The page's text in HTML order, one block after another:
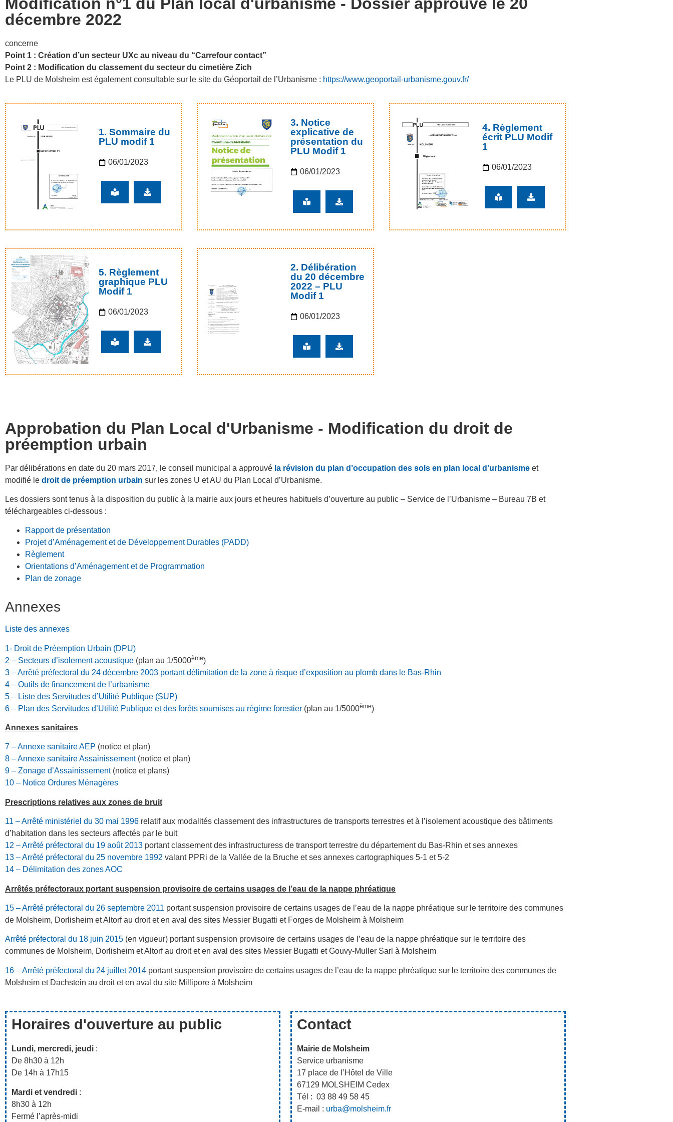
décembre 2022
concerne
Point 1 : Création d’un secteur UXc au niveau du “Carrefour contact”
Point 2 : Modification du classement du secteur du cimetière Zich
Le PLU de Molsheim est également consultable sur le site du Géoportail de l’Urbanisme : https://www.geoportail-urbanisme.gouv.fr/
1. Sommaire du
PLU modif 1
06/01/2023
3. Notice
explicative de
présentation du
PLU Modif 1
06/01/2023
4. Règlement
écrit PLU Modif
1
06/01/2023
5. Règlement
graphique PLU
Modif 1
06/01/2023
2. Délibération
du 20 décembre
2022 – PLU
Modif 1
06/01/2023
Approbation du Plan Local d'Urbanisme - Modification du droit de
préemption urbain
Par délibérations en date du 20 mars 2017, le conseil municipal a approuvé la révision du plan d’occupation des sols en plan local d’urbanisme et
modifié le droit de préemption urbain sur les zones U et AU du Plan Local d’Urbanisme.
Les dossiers sont tenus à la disposition du public à la mairie aux jours et heures habituels d’ouverture au public – Service de l’Urbanisme – Bureau 7B et
téléchargeables ci-dessous :
Rapport de présentation
Projet d’Aménagement et de Développement Durables (PADD)
Règlement
Orientations d’Aménagement et de Programmation
Plan de zonage
Annexes
Liste des annexes
1- Droit de Préemption Urbain (DPU)
2 – Secteurs d’isolement acoustique (plan au 1/5000ème)
3 – Arrêté préfectoral du 24 décembre 2003 portant délimitation de la zone à risque d’exposition au plomb dans le Bas-Rhin
4 – Outils de financement de l’urbanisme
5 – Liste des Servitudes d’Utilité Publique (SUP)
6 – Plan des Servitudes d’Utilité Publique et des forêts soumises au régime forestier (plan au 1/5000ème)
Annexes sanitaires
7 – Annexe sanitaire AEP (notice et plan)
8 – Annexe sanitaire Assainissement(notice et plan)
9 – Zonage d’Assainissement (notice et plans)
10 – Notice Ordures Ménagères
Prescriptions relatives aux zones de bruit
11 – Arrêté ministériel du 30 mai 1996 relatif aux modalités classement des infrastructures de transports terrestres et à l’isolement acoustique des bâtiments
d’habitation dans les secteurs affectés par le buit
12 – Arrêté préfectoral du 19 août 2013 portant classement des infrastructuress de transport terrestre du département du Bas-Rhin et ses annexes
13 – Arrêté préfectoral du 25 novembre 1992 valant PPRi de la Vallée de la Bruche et ses annexes cartographiques 5-1 et 5-2
14 – Délimitation des zones AOC
Arrêtés préfectoraux portant suspension provisoire de certains usages de l’eau de la nappe phréatique
15 – Arrêté préfectoral du 26 septembre 2011 portant suspension provisoire de certains usages de l’eau de la nappe phréatique sur le territoire des communes
de Molsheim, Dorlisheim et Altorf au droit et en aval des sites Messier Bugatti et Forges de Molsheim à Molsheim
Arrêté préfectoral du 18 juin 2015 (en vigueur) portant suspension provisoire de certains usages de l’eau de la nappe phréatique sur le territoire des
communes de Molsheim, Dorlisheim et Altorf au droit et en aval des sites Messier Bugatti et Gouvy-Muller Sarl à Molsheim
16 – Arrêté préfectoral du 24 juillet 2014 portant suspension provisoire de certains usages de l’eau de la nappe phréatique sur le territoire des communes de
Molsheim et Dachstein au droit et en aval du site Millipore à Molsheim
Horaires d'ouverture au public
Lundi, mercredi, jeudi :
De 8h30 à 12h
De 14h à 17h15
Mardi et vendredi :
8h30 à 12h
Fermé l’après-midi
Contact
Mairie de Molsheim
Service urbanisme
17 place de l’Hôtel de Ville
67129 MOLSHEIM Cedex
Tél : 03 88 49 58 45
E-mail : urba@molsheim.fr